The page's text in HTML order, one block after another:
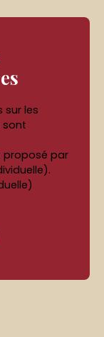
sur les
sont
proposé par